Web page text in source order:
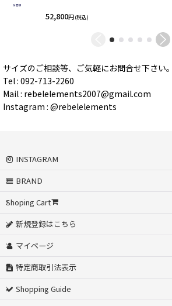
52,800円 (税込)
サイズのご相談等、ご気軽にお問合せ下さい。
Tel : 092-713-2260
Mail : rebelelements2007@gmail.com
Instagram : @rebelelements
INSTAGRAM
BRAND
Shoping Cart
新規登録はこちら
マイページ
特定商取引法表示
Shopping Guide